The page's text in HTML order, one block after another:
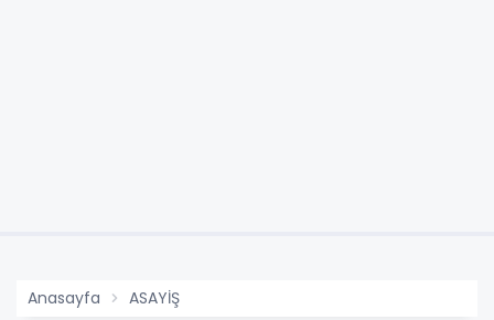
Anasayfa ASAYİŞ